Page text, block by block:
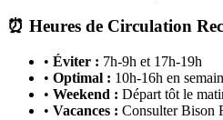
⏰ Heures de Circulation
• Éviter : 7h-9h et 17h-19h
• Optimal : 10h-16h en
• Weekend : Départ tôt le
• Vacances : Consulter Bison